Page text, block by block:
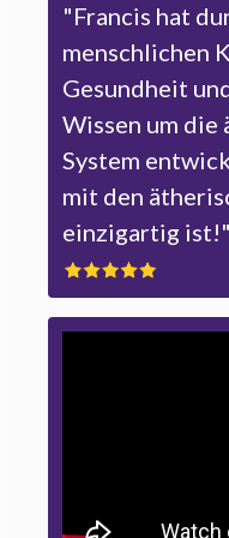
"Francis hat
menschlichen
Gesundheit
Wissen um die
System
mit den
einzigartig ist!"